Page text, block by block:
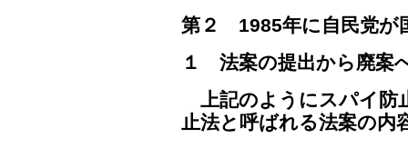
第２ 1985年に自民党が
１ 法案の提出から廃案
上記のようにスパイ防
止法と呼ばれる法案の内